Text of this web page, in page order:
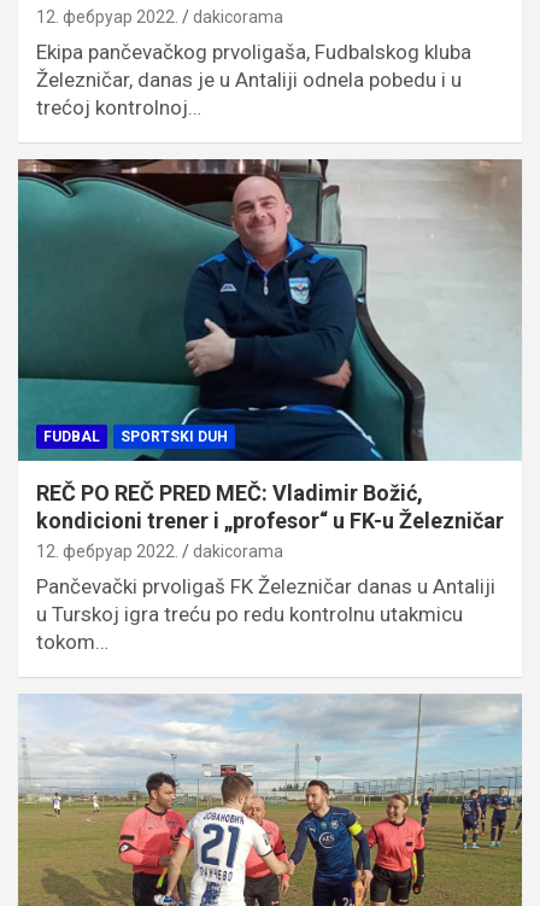
12. фебруар 2022. dakicorama
Ekipa pančevačkog prvoligaša, Fudbalskog kluba
Železničar, danas je u Antaliji odnela pobedu i u
trećoj kontrolnoj…
FUDBAL SPORTSKI DUH
REČ PO REČ PRED MEČ: Vladimir Božić,
kondicioni trener i „profesor“ u FK-u Železničar
12. фебруар 2022. dakicorama
Pančevački prvoligaš FK Železničar danas u Antaliji
u Turskoj igra treću po redu kontrolnu utakmicu
tokom…